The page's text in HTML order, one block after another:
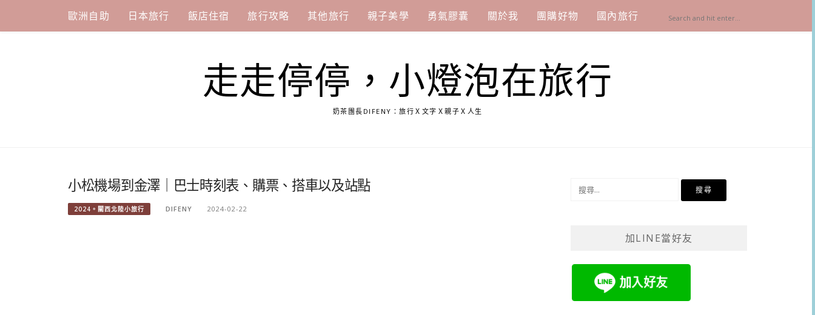
content
歐洲自助 日本旅行 飯店住宿 旅行攻略 其他旅行 親子美學 勇氣膠囊 關於我 團購好物 國內旅行
走走停停，小燈泡在旅行
奶茶團長DIFENY：旅行Ｘ文字Ｘ親子Ｘ人生
小松機場到金澤｜巴士時刻表、購票、搭車以及站點
2024。關西北陸小旅行 DIFENY 2024-02-22
加LINE當好友